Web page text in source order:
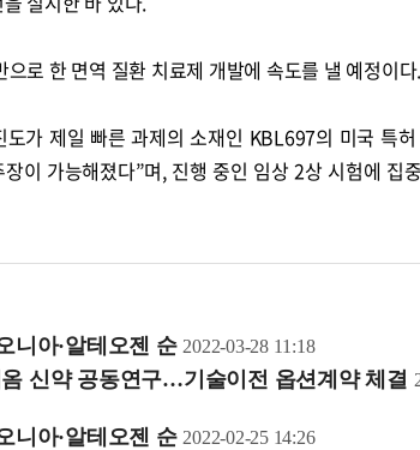
로 한 면역 질환 치료제 개발에 속도를 낼 예정이다.
가 제일 빠른 과제의 소재인 KBL697의 미국 특
이 가능해졌다”며, 진행 중인 임상 2상 시험에 집
니아·알테오젠 순2022-03-28 11:18
신약 공동연구…기술이전 옵션계약 체결
니아·알테오젠 순2022-02-25 14:26